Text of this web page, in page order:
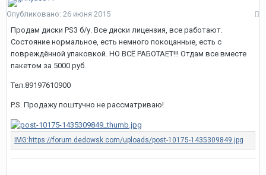
Опубликовано: 26 июня 2015
Продам диски PS3 б/у. Все диски лицензия, все работают.
Состояние нормальное, есть немного покоцанные, есть с
повреждённой упаковкой. НО ВСЁ РАБОТАЕТ!!! Отдам все вместе
пакетом за 5000 руб.
Тел.89197610900
P.S. Продажу поштучно не рассматриваю!